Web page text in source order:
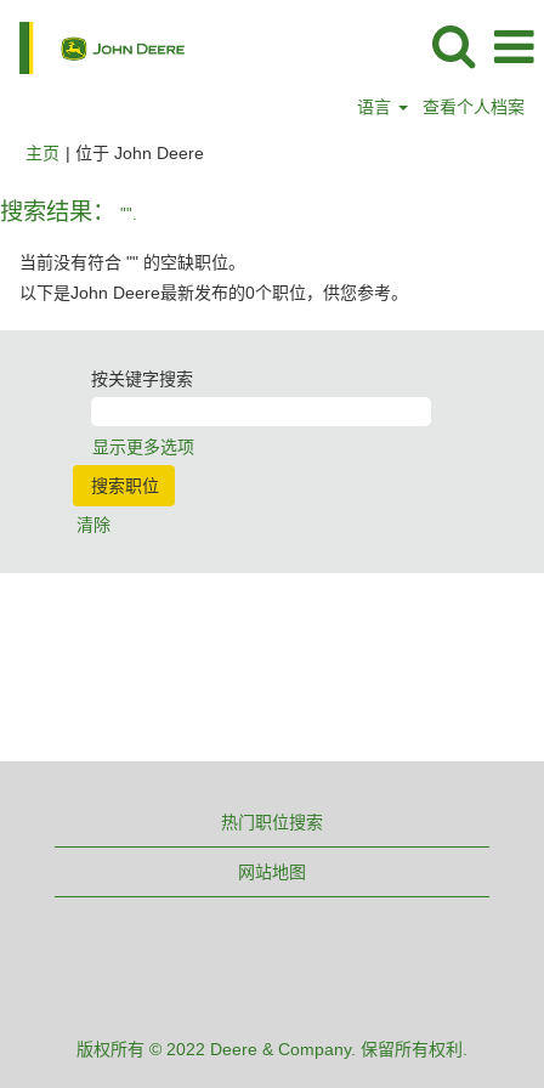
语言 查看个人档案
主页 | 位于 John Deere（当
搜索结果： "".
当前没有符合 "" 的空缺职位。
以下是John Deere最新发布的0个职位，供您参考。
按关键字搜索
显示更多选项
清除
热门职位搜索
网站地图
版权所有 © 2022 Deere & Company. 保留所有权利.